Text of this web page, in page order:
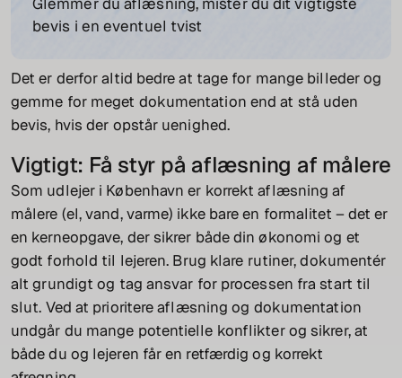
bevis i en eventuel tvist
Det er derfor altid bedre at tage for mange billeder og
gemme for meget dokumentation end at stå uden
bevis, hvis der opstår uenighed.
Vigtigt: Få styr på aflæsning af målere
Som udlejer i København er korrekt aflæsning af
målere (el, vand, varme) ikke bare en formalitet – det er
en kerneopgave, der sikrer både din økonomi og et
godt forhold til lejeren. Brug klare rutiner, dokumentér
alt grundigt og tag ansvar for processen fra start til
slut. Ved at prioritere aflæsning og dokumentation
undgår du mange potentielle konflikter og sikrer, at
både du og lejeren får en retfærdig og korrekt